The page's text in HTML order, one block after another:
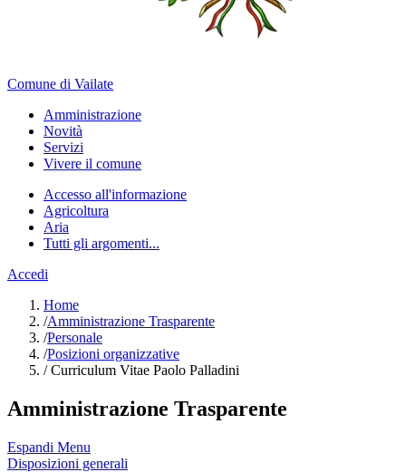
Comune di Vailate
Amministrazione
Novità
Servizi
Vivere il comune
Accesso all'informazione
Agricoltura
Aria
Tutti gli argomenti...
Accedi
Home
/Amministrazione Trasparente
/Personale
/Posizioni organizzative
/Curriculum Vitae Paolo Palladini
Amministrazione Trasparente
Espandi Menu
Disposizioni generali